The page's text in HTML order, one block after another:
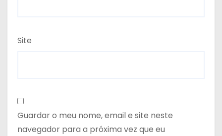
Site
Guardar o meu nome, email e site neste
navegador para a próxima vez que eu